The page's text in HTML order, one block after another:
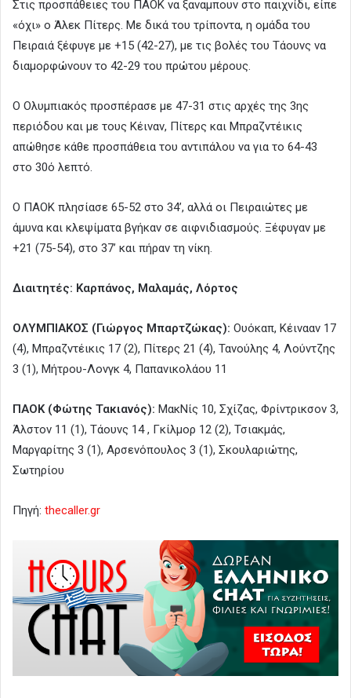
Στις προσπάθειες του ΠΑΟΚ να ξαναμπουν στο παιχνίδι, είπε
«όχι» ο Άλεκ Πίτερς. Με δικά του τρίποντα, η ομάδα του
Πειραιά ξέφυγε με +15 (42-27), με τις βολές του Τάουνς να
διαμορφώνουν το 42-29 του πρώτου μέρους.
Ο Ολυμπιακός προσπέρασε με 47-31 στις αρχές της 3ης
περιόδου και με τους Κέιναν, Πίτερς και Μπραζντέικις
απώθησε κάθε προσπάθεια του αντιπάλου να για το 64-43
στο 30ό λεπτό.
Ο ΠΑΟΚ πλησίασε 65-52 στο 34’, αλλά οι Πειραιώτες με
άμυνα και κλεψίματα βγήκαν σε αιφνιδιασμούς. Ξέφυγαν με
+21 (75-54), στο 37’ και πήραν τη νίκη.
Διαιτητές: Καρπάνος, Μαλαμάς, Λόρτος
ΟΛΥΜΠΙΑΚΟΣ (Γιώργος Μπαρτζώκας): Ουόκαπ, Κέινααν 17
(4), Μπραζντέικις 17 (2), Πίτερς 21 (4), Τανούλης 4, Λούντζης
3 (1), Μήτρου-Λονγκ 4, Παπανικολάου 11
ΠΑΟΚ (Φώτης Τακιανός): ΜακΝίς 10, Σχίζας, Φρίντρικσον 3,
Άλστον 11 (1), Τάουνς 14 , Γκίλμορ 12 (2), Τσιακμάς,
Μαργαρίτης 3 (1), Αρσενόπουλος 3 (1), Σκουλαριώτης,
Σωτηρίου
Πηγή: thecaller.gr